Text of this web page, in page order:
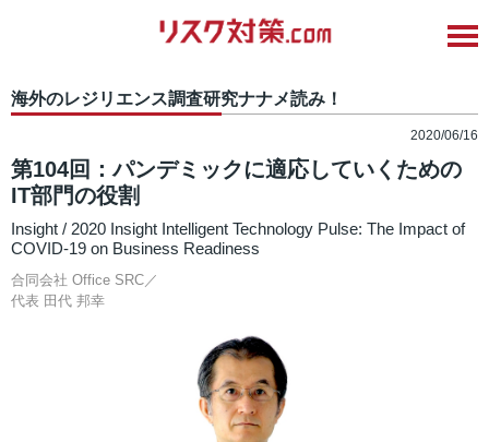
海外のレジリエンス調査研究ナナメ読み！
2020/06/16
第104回：パンデミックに適応していくための
IT部門の役割
Insight / 2020 Insight Intelligent Technology Pulse: The Impact of
COVID-19 on Business Readiness
合同会社 Office SRC／
代表 田代 邦幸